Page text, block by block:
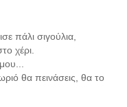
πάλι σιγούλια,
χέρι.
θα πεινάσεις, θα το